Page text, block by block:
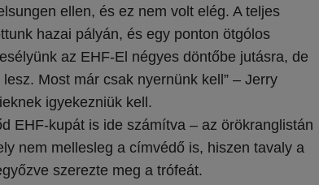
ellen, és ez nem volt elég. A teljes
hazai pályán, és egy ponton ötgólos
az EHF-El négyes döntőbe jutásra, de
Most már csak nyernünk kell” – Jerry
igyekezniük kell.
EHF-kupát is ide számítva – az örökranglistán
nem mellesleg a címvédő is, hiszen tavaly a
szerezte meg a trófeát.